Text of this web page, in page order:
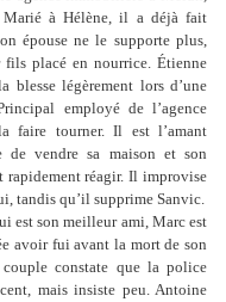
à Hélène, il a déjà fait
épouse ne le supporte plus,
placé en nourrice. Étienne
légèrement lors d’une
employé de l’agence
faire tourner. Il est l’amant
de vendre sa maison et son
rapidement réagir. Il improvise
tandis qu’il supprime Sanvic.
est son meilleur ami, Marc est
avoir fui avant la mort de son
constate que la police
mais insiste peu. Antoine